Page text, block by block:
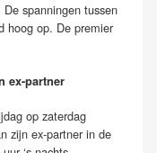
spanningen tussen
hoog op. De premier
ex-partner
op zaterdag
zijn ex-partner in de